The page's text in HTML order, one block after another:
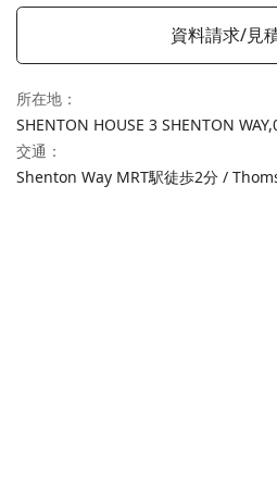
資料請求/見
所在地 ：
SHENTON HOUSE 3 SHENTON WAY,
交通 ：
Shenton Way MRT駅徒歩2分 /